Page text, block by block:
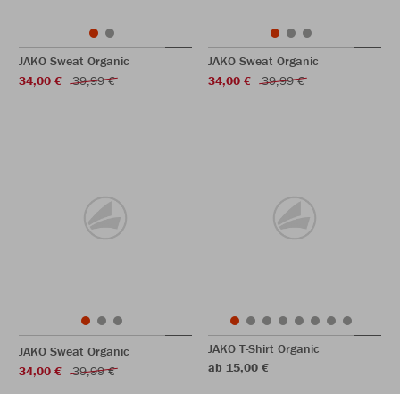
JAKO Sweat Organic
34,00 €
39,99 €
JAKO Sweat Organic
34,00 €
39,99 €
JAKO Sweat Organic
34,00 €
39,99 €
JAKO T-Shirt Organic
ab 15,00 €